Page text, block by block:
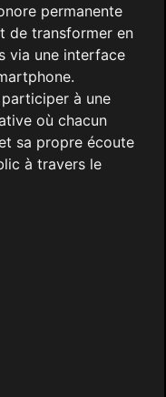
permanente
de transformer en
via une interface
à une
où chacun
sa propre écoute
à travers le